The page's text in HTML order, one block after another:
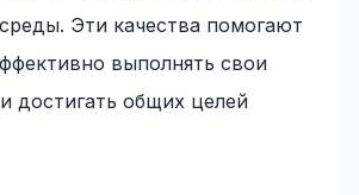
Эти качества помогают
выполнять свои
достигать общих целей